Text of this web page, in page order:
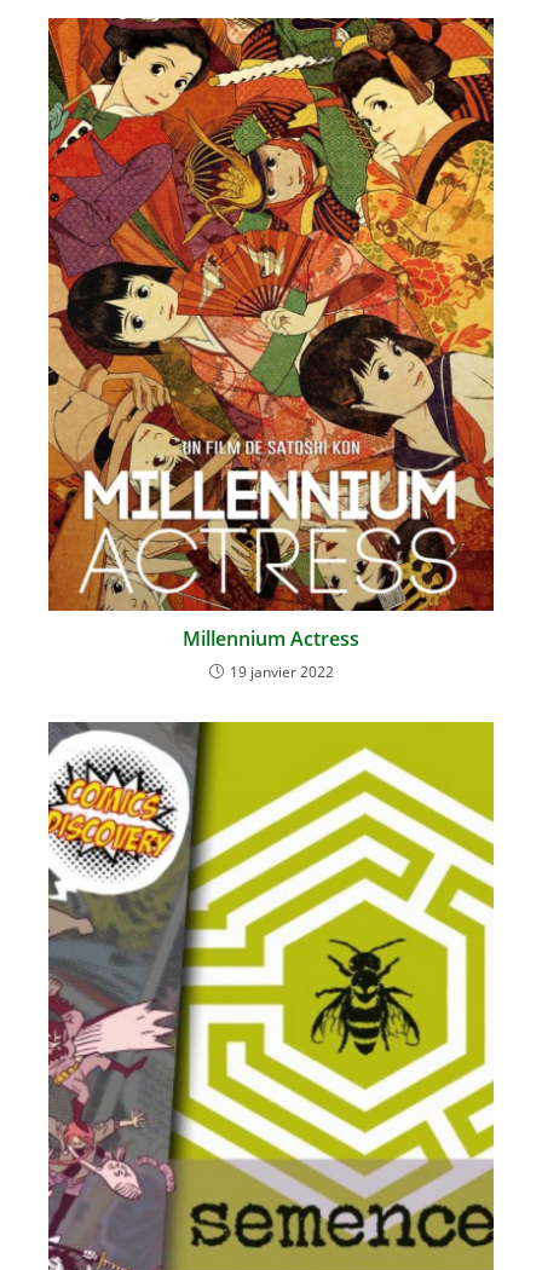
Millennium Actress
19 janvier 2022